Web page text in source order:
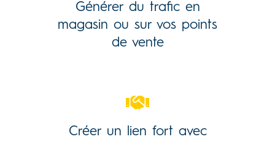
Générer du trafic en
magasin ou sur vos points
de vente
Créer un lien fort avec